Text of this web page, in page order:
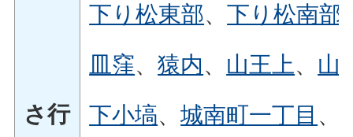
さ行
下り松東部、下り松南部
皿窪、猿内、 山王上、 山
下小塙、城南町一丁目 、